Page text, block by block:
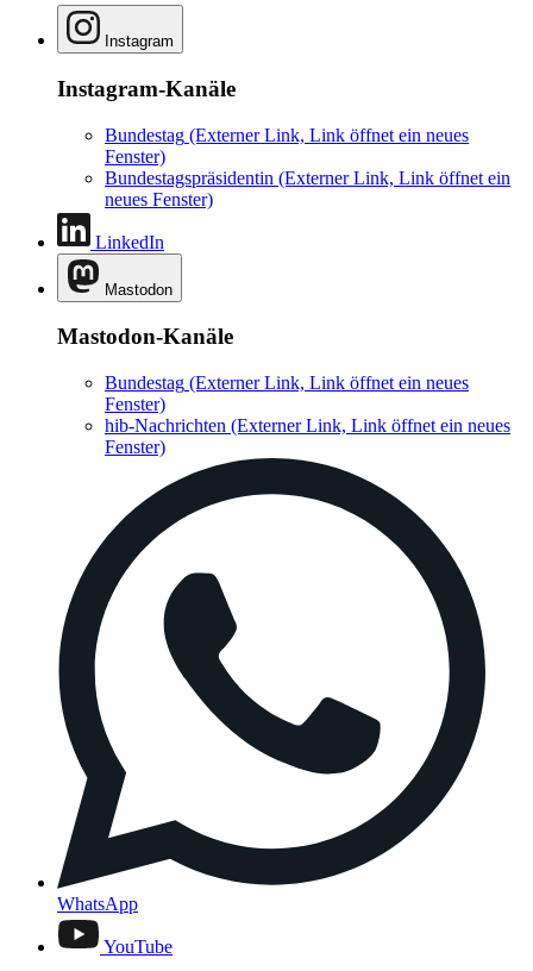
Instagram
Instagram-Kanäle
Bundestag (Externer Link, Link öffnet ein neues
Fenster)
Bundestagspräsidentin (Externer Link, Link öffnet ein
neues Fenster)
LinkedIn
Mastodon
Mastodon-Kanäle
Bundestag (Externer Link, Link öffnet ein neues
Fenster)
hib-Nachrichten (Externer Link, Link öffnet ein neues
Fenster)
WhatsApp
YouTube